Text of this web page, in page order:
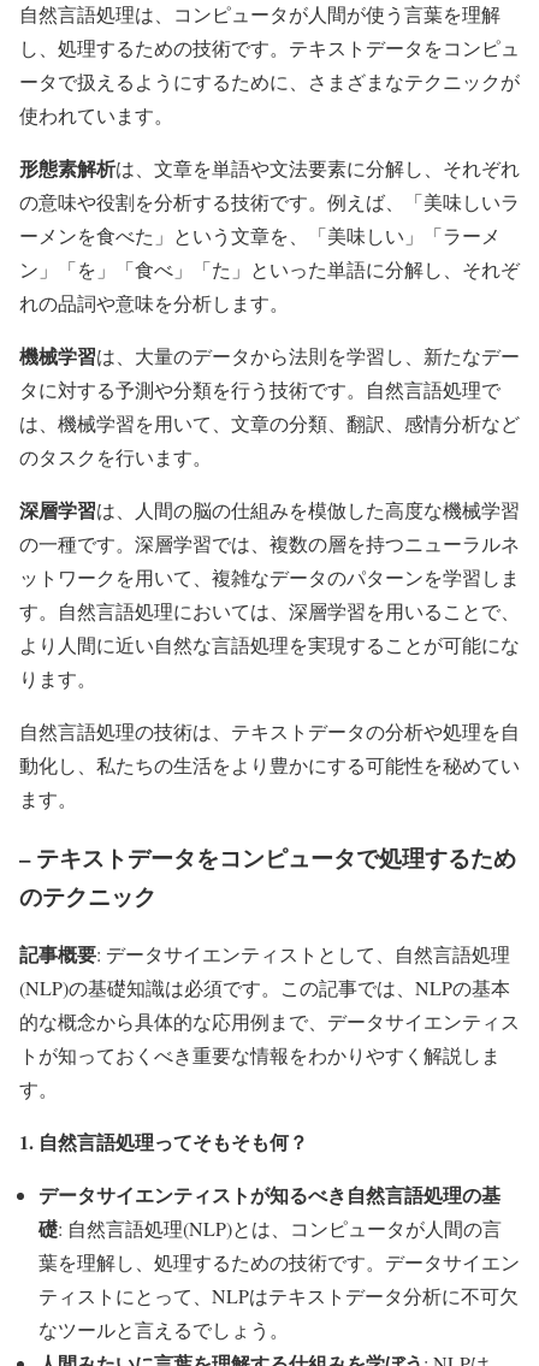
自然言語処理は、コンピュータが人間が使う言葉を理解
し、処理するための技術です。テキストデータをコンピュ
ータで扱えるようにするために、さまざまなテクニックが
使われています。
形態素解析は、文章を単語や文法要素に分解し、それぞれ
の意味や役割を分析する技術です。例えば、「美味しいラ
ーメンを食べた」という文章を、「美味しい」「ラーメ
ン」「を」「食べ」「た」といった単語に分解し、それぞ
れの品詞や意味を分析します。
機械学習は、大量のデータから法則を学習し、新たなデー
タに対する予測や分類を行う技術です。自然言語処理で
は、機械学習を用いて、文章の分類、翻訳、感情分析など
のタスクを行います。
深層学習は、人間の脳の仕組みを模倣した高度な機械学習
の一種です。深層学習では、複数の層を持つニューラルネ
ットワークを用いて、複雑なデータのパターンを学習しま
す。自然言語処理においては、深層学習を用いることで、
より人間に近い自然な言語処理を実現することが可能にな
ります。
自然言語処理の技術は、テキストデータの分析や処理を自
動化し、私たちの生活をより豊かにする可能性を秘めてい
ます。
– テキストデータをコンピュータで処理するため
のテクニック
記事概要: データサイエンティストとして、自然言語処理
(NLP)の基礎知識は必須です。この記事では、NLPの基本
的な概念から具体的な応用例まで、データサイエンティス
トが知っておくべき重要な情報をわかりやすく解説しま
す。
1. 自然言語処理ってそもそも何？
データサイエンティストが知るべき自然言語処理の基
礎: 自然言語処理(NLP)とは、コンピュータが人間の言
葉を理解し、処理するための技術です。データサイエン
ティストにとって、NLPはテキストデータ分析に不可欠
なツールと言えるでしょう。